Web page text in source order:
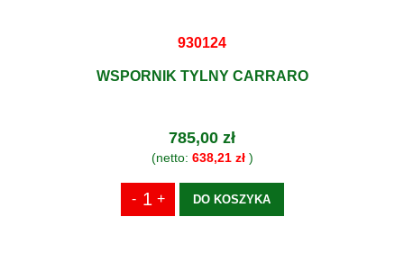
930124
WSPORNIK TYLNY CARRARO
785,00 zł
(netto: 638,21 zł)
DO KOSZYKA